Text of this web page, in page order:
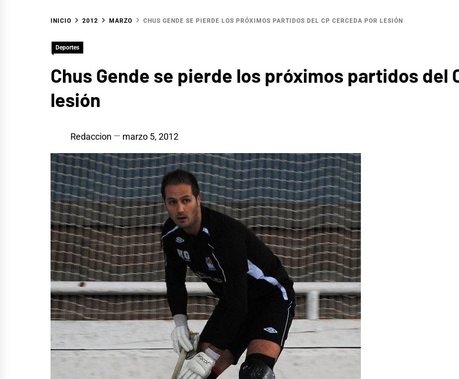
INICIO 2012 MARZO CHUS GENDE SE PIERDE LOS PRÓXIMOS PARTIDOS DEL CP CERCEDA POR LESIÓN
Deportes
Chus Gende se pierde los próximos partidos del
lesión
Redaccion marzo 5, 2012